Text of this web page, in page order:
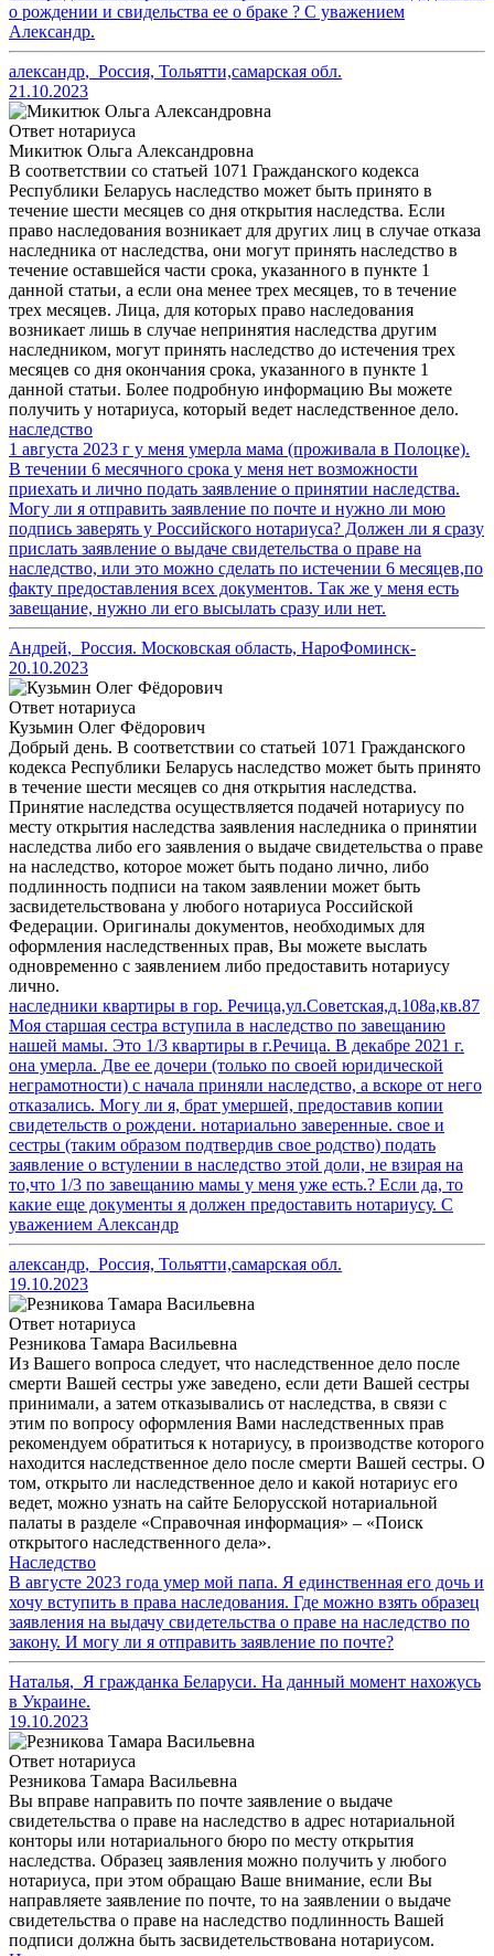
о рождении и свидельства ее о браке ? C уважением
Александр.
александр, Россия, Тольятти,самарская обл.
21.10.2023
Ответ нотариуса
Микитюк Ольга Александровна
В соответствии со статьей 1071 Гражданского кодекса
Республики Беларусь наследство может быть принято в
течение шести месяцев со дня открытия наследства. Если
право наследования возникает для других лиц в случае отказа
наследника от наследства, они могут принять наследство в
течение оставшейся части срока, указанного в пункте 1
данной статьи, а если она менее трех месяцев, то в течение
трех месяцев. Лица, для которых право наследования
возникает лишь в случае непринятия наследства другим
наследником, могут принять наследство до истечения трех
месяцев со дня окончания срока, указанного в пункте 1
данной статьи. Более подробную информацию Вы можете
получить у нотариуса, который ведет наследственное дело.
наследство
1 августа 2023 г у меня умерла мама (проживала в Полоцке).
В течении 6 месячного срока у меня нет возможности
приехать и лично подать заявление о принятии наследства.
Могу ли я отправить заявление по почте и нужно ли мою
подпись заверять у Российского нотариуса? Должен ли я сразу
прислать заявление о выдаче свидетельства о праве на
наследство, или это можно сделать по истечении 6 месяцев,по
факту предоставления всех документов. Так же у меня есть
завещание, нужно ли его высылать сразу или нет.
Андрей, Россия. Московская область, НароФоминск-
20.10.2023
Ответ нотариуса
Кузьмин Олег Фёдорович
Добрый день. В соответствии со статьей 1071 Гражданского
кодекса Республики Беларусь наследство может быть принято
в течение шести месяцев со дня открытия наследства.
Принятие наследства осуществляется подачей нотариусу по
месту открытия наследства заявления наследника о принятии
наследства либо его заявления о выдаче свидетельства о праве
на наследство, которое может быть подано лично, либо
подлинность подписи на таком заявлении может быть
засвидетельствована у любого нотариуса Российской
Федерации. Оригиналы документов, необходимых для
оформления наследственных прав, Вы можете выслать
одновременно с заявлением либо предоставить нотариусу
лично.
наследники квартиры в гор. Речица,ул.Советская,д.108а,кв.87
Моя старшая сестра вступила в наследство по завещанию
нашей мамы. Это 1/3 квартиры в г.Речица. В декабре 2021 г.
она умерла. Две ее дочери (только по своей юридической
неграмотности) с начала приняли наследство, а вскоре от него
отказались. Могу ли я, брат умершей, предоставив копии
свидетельств о рождени. нотариально заверенные. свое и
сестры (таким образом подтвердив свое родство) подать
заявление о встулении в наследство этой доли, не взирая на
то,что 1/3 по завещанию мамы у меня уже есть.? Если да, то
какие еще документы я должен предоставить нотариусу. С
уважением Александр
александр, Россия, Тольятти,самарская обл.
19.10.2023
Ответ нотариуса
Резникова Тамара Васильевна
Из Вашего вопроса следует, что наследственное дело после
смерти Вашей сестры уже заведено, если дети Вашей сестры
принимали, а затем отказывались от наследства, в связи с
этим по вопросу оформления Вами наследственных прав
рекомендуем обратиться к нотариусу, в производстве которого
находится наследственное дело после смерти Вашей сестры. О
том, открыто ли наследственное дело и какой нотариус его
ведет, можно узнать на сайте Белорусской нотариальной
палаты в разделе «Справочная информация» – «Поиск
открытого наследственного дела».
Наследство
В августе 2023 года умер мой папа. Я единственная его дочь и
хочу вступить в права наследования. Где можно взять образец
заявления на выдачу свидетельства о праве на наследство по
закону. И могу ли я отправить заявление по почте?
Наталья, Я гражданка Беларуси. На данный момент нахожусь
в Украине.
19.10.2023
Ответ нотариуса
Резникова Тамара Васильевна
Вы вправе направить по почте заявление о выдаче
свидетельства о праве на наследство в адрес нотариальной
конторы или нотариального бюро по месту открытия
наследства. Образец заявления можно получить у любого
нотариуса, при этом обращаю Ваше внимание, если Вы
направляете заявление по почте, то на заявлении о выдаче
свидетельства о праве на наследство подлинность Вашей
подписи должна быть засвидетельствована нотариусом.